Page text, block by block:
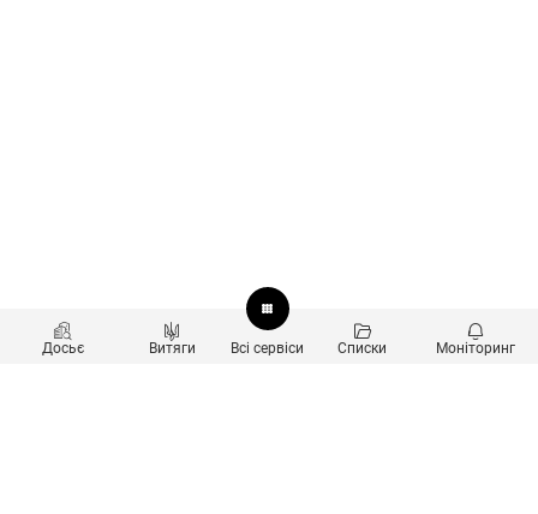
Досьє Витяги Всі сервіси Списки Моніторинг